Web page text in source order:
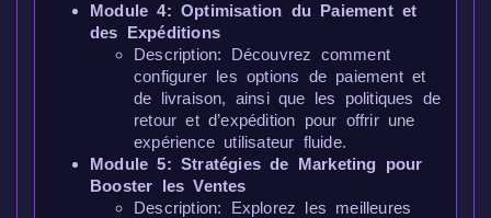
Module 4: Optimisation du Paiement et
des Expéditions
Description: Découvrez comment
configurer les options de paiement et
de livraison, ainsi que les politiques de
retour et d’expédition pour offrir une
expérience utilisateur fluide.
Module 5: Stratégies de Marketing pour
Booster les Ventes
Description: Explorez les meilleures